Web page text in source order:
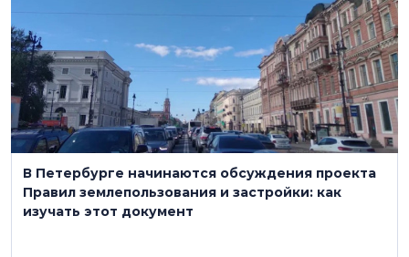
В Петербурге начинаются обсуждения проекта
Правил землепользования и застройки: как
изучать этот документ